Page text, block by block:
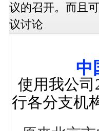
议的召开。而且
议讨论
中
使用我公司
行各分支机